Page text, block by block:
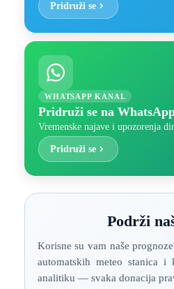
Pridruži se
WHATSAPP KANAL
Pridruži se na
Vremenske najave i upozorenja
Pridruži se
Podrži
Korisne su vam naše
automatskih meteo stanica i
analitiku — svaka donacija